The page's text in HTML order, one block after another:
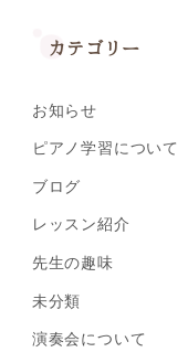
カテゴリー
お知らせ
ピアノ学習について
ブログ
レッスン紹介
先生の趣味
未分類
演奏会について